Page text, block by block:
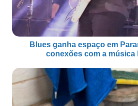
Blues ganha espaço em
conexões com a música